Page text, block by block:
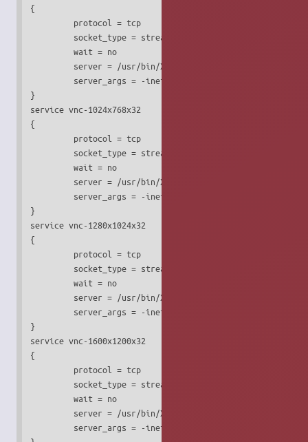
{
         protocol = tcp
         socket_type = stream
         wait = no
         server = /usr/bin/Xvnc
server_args = -inetd -query localhost -once -
}
service vnc-1024x768x32
{
         protocol = tcp
         socket_type = stream
         wait = no
         server = /usr/bin/Xvnc
server_args = -inetd -query localhost -once -
}
service vnc-1280x1024x32
{
         protocol = tcp
         socket_type = stream
         wait = no
         server = /usr/bin/Xvnc
server_args = -inetd -query localhost -once -
}
service vnc-1600x1200x32
{
         protocol = tcp
         socket_type = stream
         wait = no
         server = /usr/bin/Xvnc
server_args = -inetd -query localhost -once -